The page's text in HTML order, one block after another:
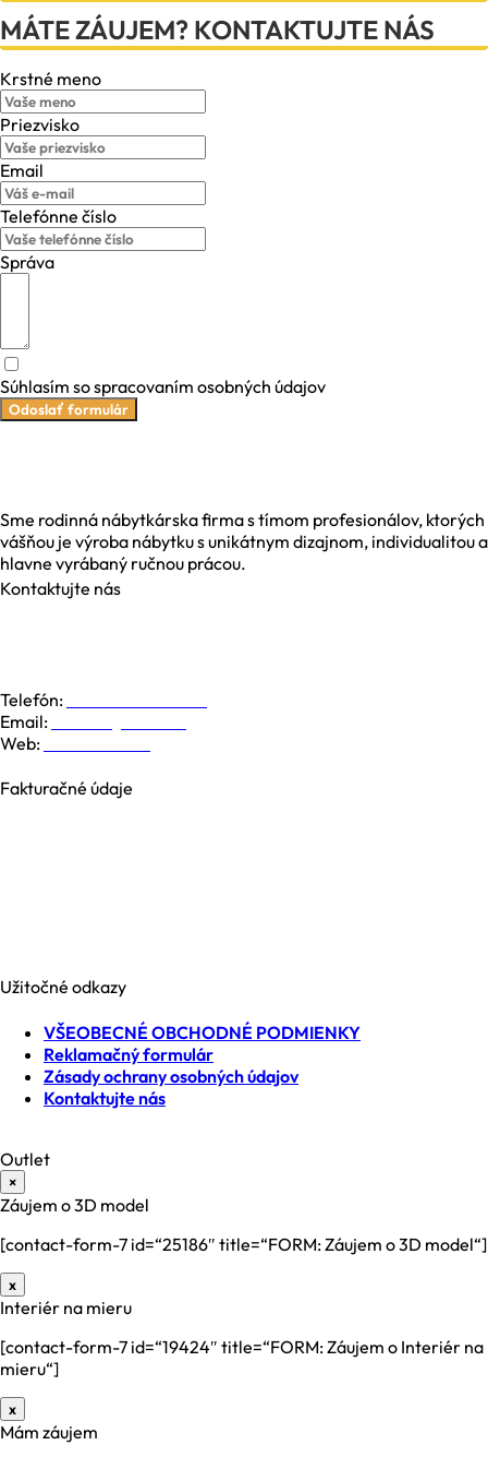
MÁTE ZÁUJEM? KONTAKTUJTE NÁS
Krstné meno
Priezvisko
Email
Telefónne číslo
Správa
Súhlasím so spracovaním osobných údajov
Odoslať formulár
Sme rodinná nábytkárska firma s tímom profesionálov, ktorých
vášňou je výroba nábytku s unikátnym dizajnom, individualitou a
hlavne vyrábaný ručnou prácou.
Kontaktujte nás
Telefón:
Email:
Web:
Fakturačné údaje
Užitočné odkazy
VŠEOBECNÉ OBCHODNÉ PODMIENKY
Reklamačný formulár
Zásady ochrany osobných údajov
Kontaktujte nás
Outlet
×
Záujem o 3D model
[contact-form-7 id=“25186″ title=“FORM: Záujem o 3D model“]
x
Interiér na mieru
[contact-form-7 id=“19424″ title=“FORM: Záujem o Interiér na
mieru“]
x
Mám záujem